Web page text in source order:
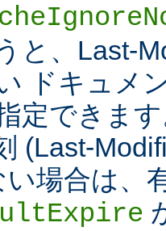
と、Last-
ドキュメ
定できま
(Last-
い場合は、